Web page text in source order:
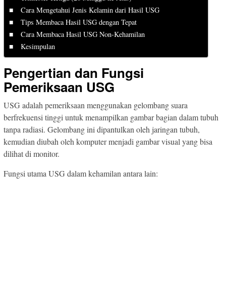
Cara Mengetahui Jenis Kelamin dari Hasil USG
Tips Membaca Hasil USG dengan Tepat
Cara Membaca Hasil USG Non-Kehamilan
Kesimpulan
Pengertian dan Fungsi
Pemeriksaan USG
USG adalah pemeriksaan menggunakan gelombang suara
berfrekuensi tinggi untuk menampilkan gambar bagian dalam tubuh
tanpa radiasi. Gelombang ini dipantulkan oleh jaringan tubuh,
kemudian diubah oleh komputer menjadi gambar visual yang bisa
dilihat di monitor.
Fungsi utama USG dalam kehamilan antara lain: